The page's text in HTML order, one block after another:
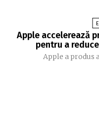
Apple accelerează
pentru a
Apple a produs